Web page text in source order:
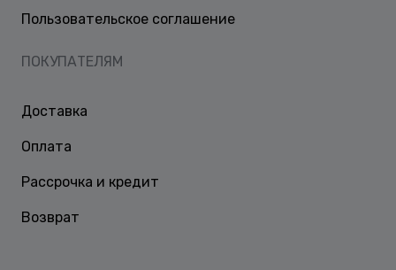
ПОКУПАТЕЛЯМ
Доставка
Оплата
Рассрочка и кредит
Возврат
Пользовательское соглашение